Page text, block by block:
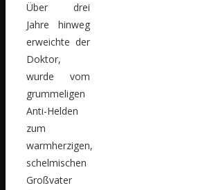
Über drei
Jahre hinweg
erweichte der
Doktor,
wurde vom
grummeligen
Anti-Helden
zum
warmherzigen,
schelmischen
Großvater